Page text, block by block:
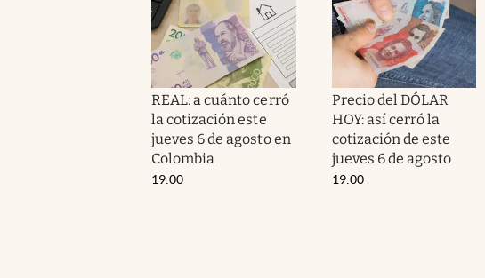
REAL: a cuánto cerró
la cotización este
jueves 6 de agosto en
Colombia
19:00
Precio del DÓLAR
HOY: así cerró la
cotización de este
jueves 6 de agosto
19:00